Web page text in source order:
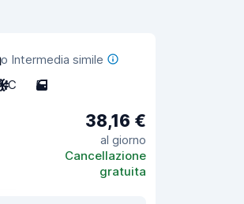
o Intermedia simile
C 5
38,16 €
al giorno
Cancellazione
gratuita